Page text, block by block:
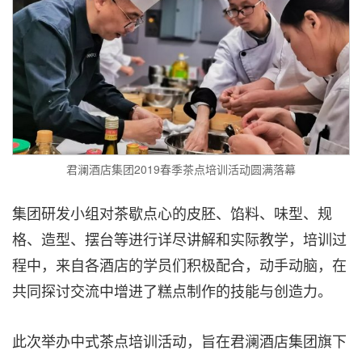
君澜酒店集团2019春季茶点培训活动圆满落幕
集团研发小组对茶歇点心的皮胚、馅料、味型、规
格、造型、摆台等进行详尽讲解和实际教学，培训过
程中，来自各酒店的学员们积极配合，动手动脑，在
共同探讨交流中增进了糕点制作的技能与创造力。
此次举办中式茶点培训活动，旨在君澜酒店集团旗下